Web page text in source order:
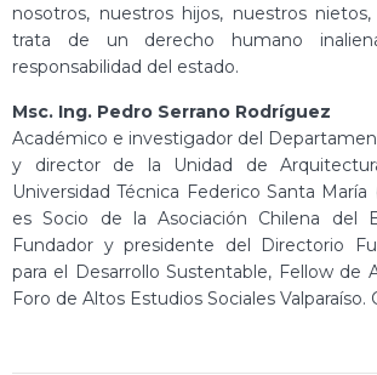
nosotros, nuestros hijos, nuestros
trata de un derecho humano
responsabilidad del estado.
Msc. Ing. Pedro Serrano Rodríguez
Académico e investigador del
y director de la Unidad de
Universidad Técnica Federico Santa María
es Socio de la Asociación Chilena del
Fundador y presidente del Directorio
para el Desarrollo Sustentable, Fellow de
Foro de Altos Estudios Sociales Valparaíso.